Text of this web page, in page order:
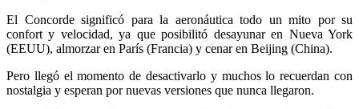
El Concorde significó para la aeronáutica todo un mito por su
confort y velocidad, ya que posibilitó desayunar en Nueva York
(EEUU), almorzar en París (Francia) y cenar en Beijing (China).
Pero llegó el momento de desactivarlo y muchos lo recuerdan con
nostalgia y esperan por nuevas versiones que nunca llegaron.